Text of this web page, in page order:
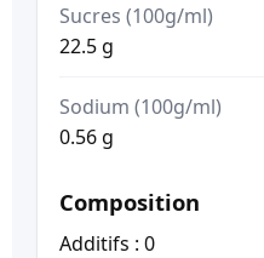
Sucres (100g/ml)
22.5 g
Sodium (100g/ml)
0.56 g
Composition
Additifs : 0